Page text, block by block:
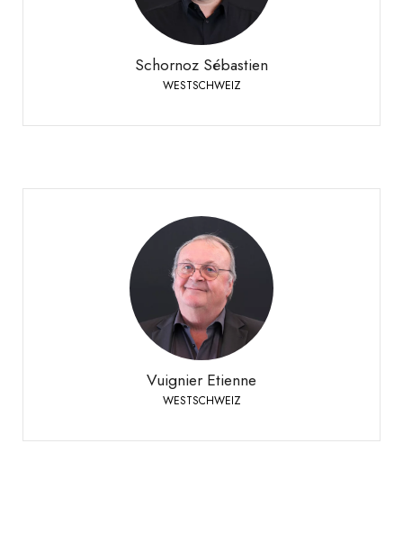
Schornoz Sébastien
WESTSCHWEIZ
Telefon:
+41 79 508 63 97
Vuignier Etienne
WESTSCHWEIZ
Vuignier Etienne
WESTSCHWEIZ
Telefon:
+41 79 310 92 42